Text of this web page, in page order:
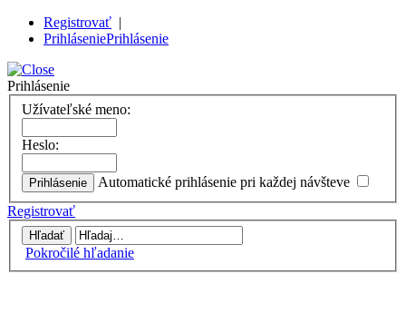
Registrovať |
PrihláseniePrihlásenie
Prihlásenie
Užívateľské meno:
Heslo:
Automatické prihlásenie pri každej návšteve
Registrovať
Pokročilé hľadanie